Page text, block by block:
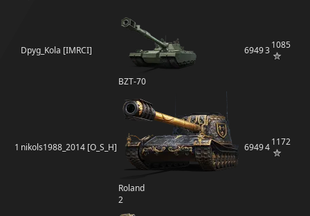
Dpyg_Kola [IMRCI]
BZT-70
694931085
1 nikols1988_2014 [O_S_H]
Roland
2
694941172